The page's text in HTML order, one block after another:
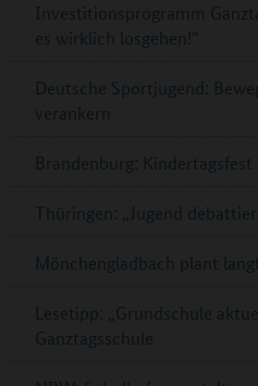
Investitionsprogramm
es wirklich losgehen!“
Deutsche Sportjugend:
verankern
Brandenburg:
Thüringen: „Jugend
Mönchengladbach plant
Lesetipp: „Grundschule
Ganztagsschule